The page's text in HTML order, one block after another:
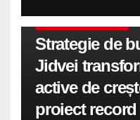
Strategie de
Jidvei
active de
proiect record